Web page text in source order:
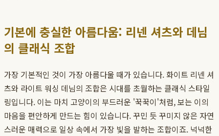
기본에 충실한 아름다움: 리넨 셔츠와 데님
의 클래식 조합
가장 기본적인 것이 가장 아름다울 때가 있습니다. 화이트 리넨 셔
츠와 라이트 워싱 데님의 조합은 시대를 초월하는 클래식 스타일
링입니다. 이는 마치 고양이의 부드러운 '꾹꾹이'처럼, 보는 이의
마음을 편안하게 만드는 힘이 있습니다. 꾸민 듯 꾸미지 않은 자연
스러운 매력으로 일상 속에서 가장 빛을 발하는 조합이죠. 넉넉한